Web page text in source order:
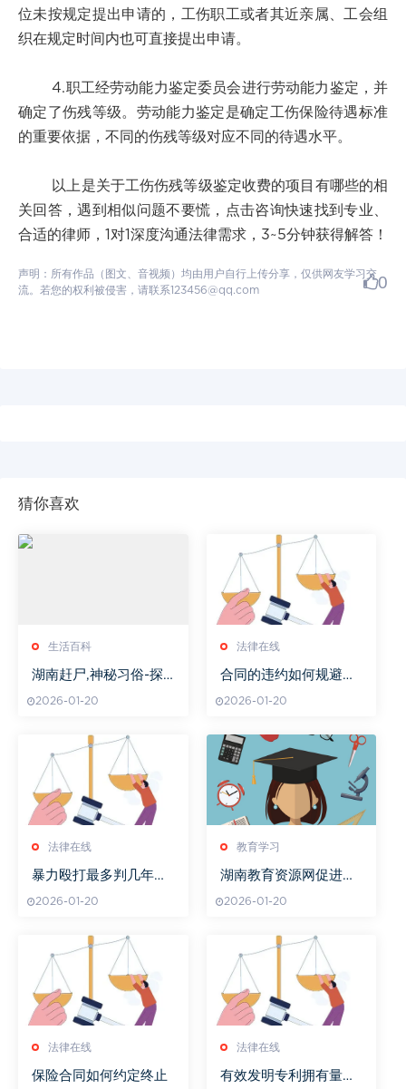
位未按规定提出申请的，工伤职工或者其近亲属、工会组
织在规定时间内也可直接提出申请。
4.职工经劳动能力鉴定委员会进行劳动能力鉴定，并
确定了伤残等级。劳动能力鉴定是确定工伤保险待遇标准
的重要依据，不同的伤残等级对应不同的待遇水平。
以上是关于工伤伤残等级鉴定收费的项目有哪些的相
关回答，遇到相似问题不要慌，点击咨询快速找到专业、
合适的律师，1对1深度沟通法律需求，3~5分钟获得解答！
声明：所有作品（图文、音视频）均由用户自行上传分享，仅供网友学习交
流。若您的权利被侵害，请联系123456@qq.com
0
猜你喜欢
生活百科
湖南赶尸,神秘习俗-探
2026-01-20
法律在线
合同的违约如何规避责
2026-01-20
法律在线
暴力殴打最多判几年刑
2026-01-20
教育学习
湖南教育资源网促进教
2026-01-20
法律在线
保险合同如何约定终止
法律在线
有效发明专利拥有量包